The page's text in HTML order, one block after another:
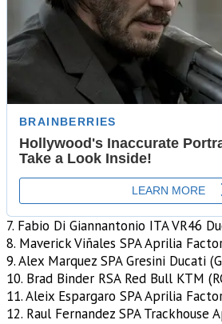
7. Fabio Di Giannantonio ITA VR46
8. Maverick Viñales SPA Aprilia
9. Alex Marquez SPA Gresini Ducati
10. Brad Binder RSA Red Bull KTM
11. Aleix Espargaro SPA Aprilia
12. Raul Fernandez SPA Trackhouse